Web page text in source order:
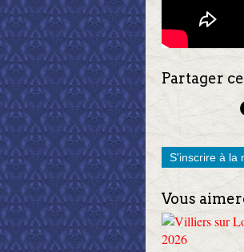
Partager
S'inscrire à la
Vous